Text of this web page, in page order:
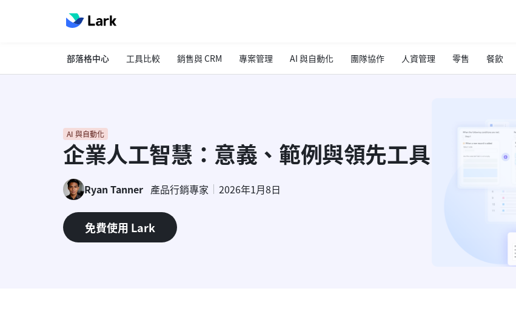
部落格中心 工具比較 銷售與 CRM 專案管理 AI 與自動化 團隊協作 人資管理 零售 餐飲
AI 與自動化
企業人工智慧：意義、範例與領先工具
Ryan Tanner 產品行銷專家 2026年1月8日
免費使用 Lark